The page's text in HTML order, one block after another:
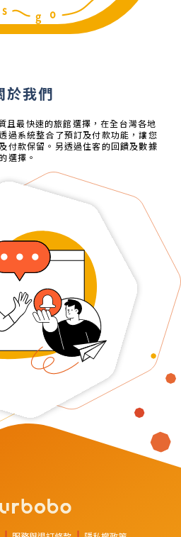
於我們
最快速的旅館選擇，在全台灣各地
過系統整合了預訂及付款功能，讓您
付款保留。另透過住客的回饋及數據
選擇。